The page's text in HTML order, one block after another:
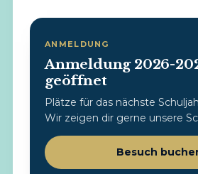
ANMELDUNG
Anmeldung 2026-
geöffnet
Plätze für das nächste
Wir zeigen dir gerne unsere
Besuch